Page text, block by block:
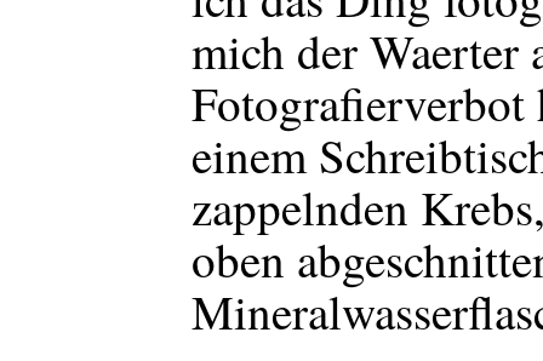
mich der Waerter
einem
zappelnden
oben